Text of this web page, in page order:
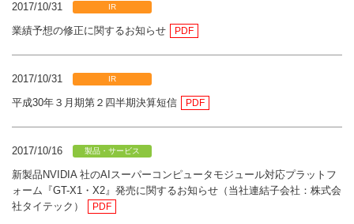
2017/10/31 IR
業績予想の修正に関するお知らせ PDF
2017/10/31 IR
平成30年３月期第２四半期決算短信 PDF
2017/10/16 製品・サービス
新製品NVIDIA 社のAIスーパーコンピュータモジュール対応プラットフ
ォーム『GT-X1・X2』発売に関するお知らせ（当社連結子会社：株式会
社タイテック）
PDF